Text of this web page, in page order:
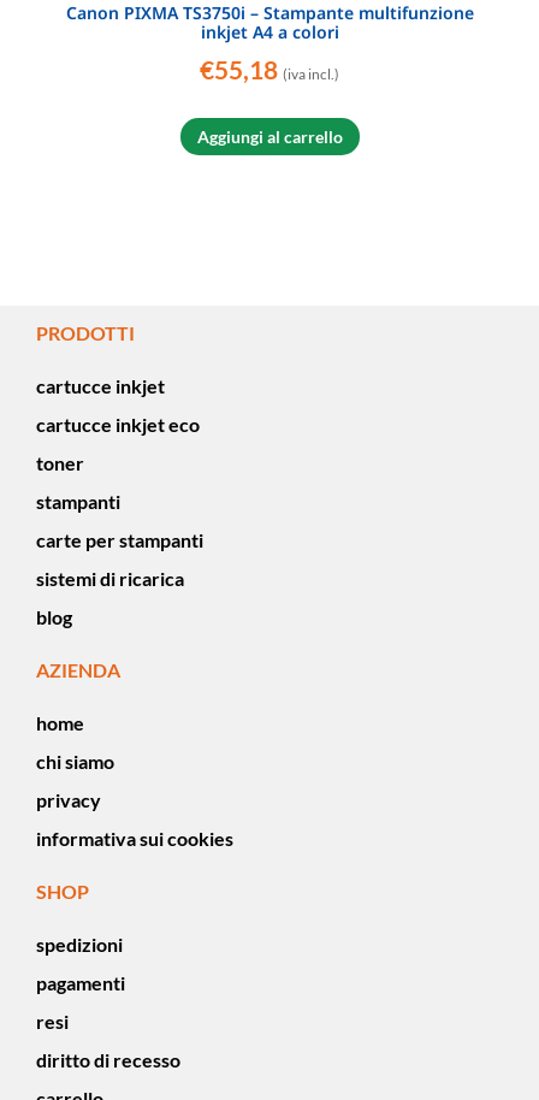
Canon PIXMA TS3750i – Stampante multifunzione
inkjet A4 a colori
€55,18 (iva incl.)
Aggiungi al carrello
PRODOTTI
cartucce inkjet
cartucce inkjet eco
toner
stampanti
carte per stampanti
sistemi di ricarica
blog
AZIENDA
home
chi siamo
privacy
informativa sui cookies
SHOP
spedizioni
pagamenti
resi
diritto di recesso